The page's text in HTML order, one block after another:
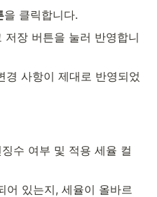
을 클릭합니다.
장 버튼을 눌러 반영합니
경 사항이 제대로 반영되었
수 여부 및 적용 세율 컬
어 있는지, 세율이 올바르